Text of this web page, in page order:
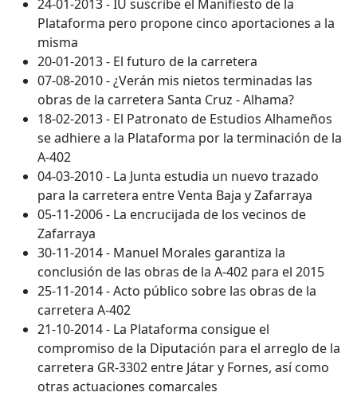
24-01-2013 - IU suscribe el Manifiesto de la
Plataforma pero propone cinco aportaciones a la
misma
20-01-2013 - El futuro de la carretera
07-08-2010 - ¿Verán mis nietos terminadas las
obras de la carretera Santa Cruz - Alhama?
18-02-2013 - El Patronato de Estudios Alhameños
se adhiere a la Plataforma por la terminación de la
A-402
04-03-2010 - La Junta estudia un nuevo trazado
para la carretera entre Venta Baja y Zafarraya
05-11-2006 - La encrucijada de los vecinos de
Zafarraya
30-11-2014 - Manuel Morales garantiza la
conclusión de las obras de la A-402 para el 2015
25-11-2014 - Acto público sobre las obras de la
carretera A-402
21-10-2014 - La Plataforma consigue el
compromiso de la Diputación para el arreglo de la
carretera GR-3302 entre Játar y Fornes, así como
otras actuaciones comarcales